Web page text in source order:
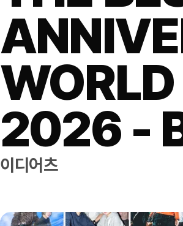
2026 -
이디어츠